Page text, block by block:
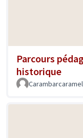
Parcours
historique
Carambarcaramel